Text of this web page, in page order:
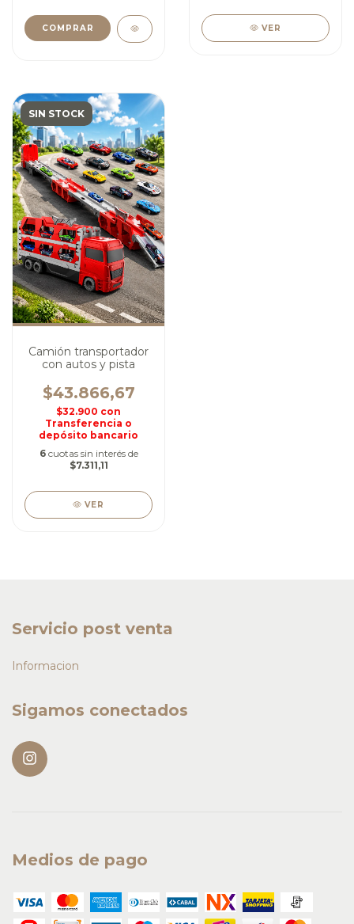
VER
SIN STOCK
Camión transportador
con autos y pista
$43.866,67
$32.900 con
Transferencia o
depósito bancario
6 cuotas sin interés de
$7.311,11
VER
Servicio post venta
Informacion
Sigamos conectados
Medios de pago